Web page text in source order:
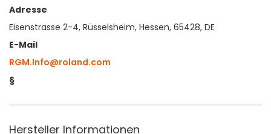
Adresse
Eisenstrasse 2-4, Rüsselsheim, Hessen, 65428, DE
E-Mail
RGM.Info@roland.com
§
Hersteller Informationen